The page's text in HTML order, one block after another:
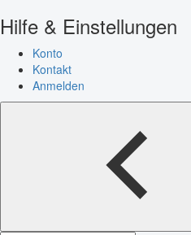
Hilfe & Einstellungen
Konto
Kontakt
Anmelden